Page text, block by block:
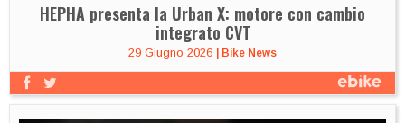
HEPHA presenta la Urban X: motore con cambio
integrato CVT
29 Giugno 2026 | Bike News